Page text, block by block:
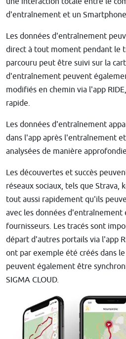
d'entraînement et un
Les données d'entraînement
direct à tout moment pendant le
parcouru peut être suivi sur la
d'entraînement peuvent
modifiés en chemin via l'app
rapide.
Les données d'entraînement
dans l'app après l'entraînement
analysées de manière
Les découvertes et succès
réseaux sociaux, tels que Strava,
tout aussi rapidement qu'ils
avec les données d'entraînement
fournisseurs. Les tracés sont
départ d'autres portails via l'app
ont par exemple été créés dans le
peuvent également être
SIGMA CLOUD.